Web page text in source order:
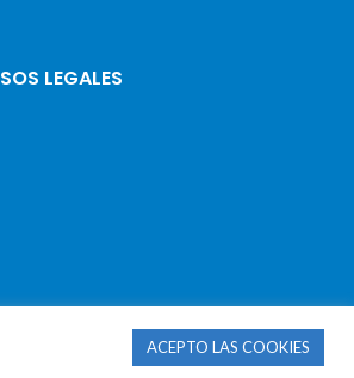
LEGALES
ACEPTO LAS COOKIES